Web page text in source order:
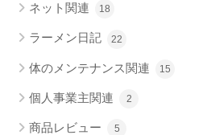
ネット関連 18
ラーメン日記 22
体のメンテナンス関連 15
個人事業主関連 2
商品レビュー 5